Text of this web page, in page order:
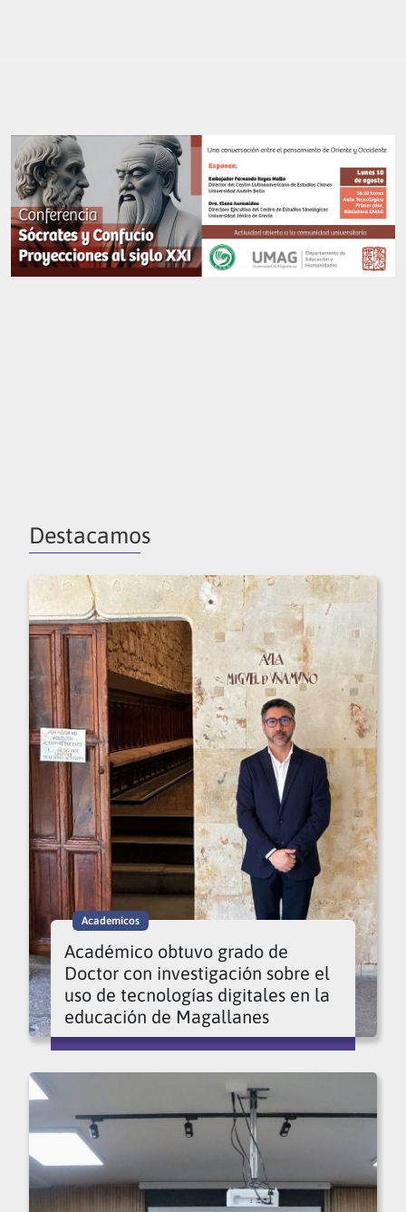
Destacamos
Academicos
Académico obtuvo grado de
Doctor con investigación sobre el
uso de tecnologías digitales en la
educación de Magallanes